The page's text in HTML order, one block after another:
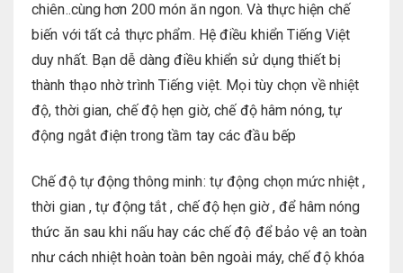
chiên..cùng hơn 200 món ăn ngon. Và thực hiện chế
biến với tất cả thực phẩm. Hệ điều khiển Tiếng Việt
duy nhất. Bạn dễ dàng điều khiển sử dụng thiết bị
thành thạo nhờ trình Tiếng việt. Mọi tùy chọn về nhiệt
độ, thời gian, chế độ hẹn giờ, chế độ hâm nóng, tự
động ngắt điện trong tầm tay các đầu bếp
Chế độ tự động thông minh: tự động chọn mức nhiệt ,
thời gian , tự động tắt , chế độ hẹn giờ , để hâm nóng
thức ăn sau khi nấu hay các chế độ để bảo vệ an toàn
như cách nhiệt hoàn toàn bên ngoài máy, chế độ khóa